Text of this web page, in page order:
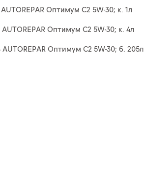
AUTOREPAR Оптимум C2 5W-30; к. 1л
AUTOREPAR Оптимум C2 5W-30; к. 4л
AUTOREPAR Оптимум C2 5W-30; б. 205л